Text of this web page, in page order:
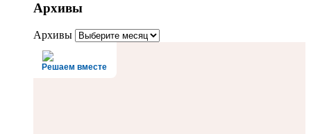
Архивы
Архивы
Решаем вместе